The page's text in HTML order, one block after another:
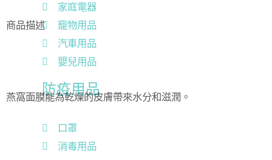
家庭電器
竉物用品
汽車用品
嬰兒用品
防疫用品
口罩
消毒用品
商品描述
燕窩面膜能為乾燥的皮膚帶來水分和滋潤。